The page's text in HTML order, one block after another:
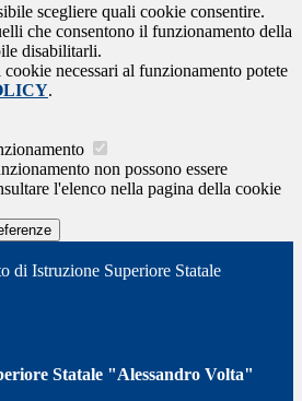
scegliere quali cookie consentire.
che consentono il funzionamento della
disabilitarli.
necessari al funzionamento potete
.
non possono essere
l'elenco nella pagina della cookie
di Istruzione Superiore Statale
Statale "Alessandro Volta"